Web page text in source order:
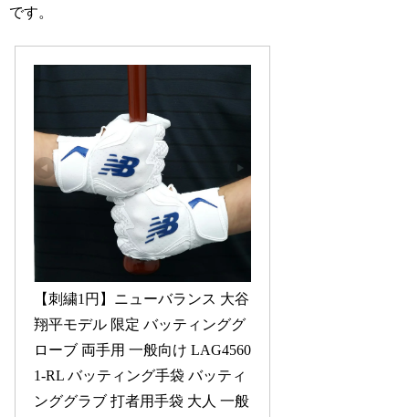
です。
【刺繍1円】ニューバランス 大谷
翔平モデル 限定 バッティンググ
ローブ 両手用 一般向け LAG4560
1-RL バッティング手袋 バッティ
ンググラブ 打者用手袋 大人 一般